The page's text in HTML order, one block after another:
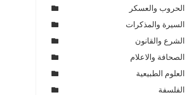
الحروب والعسكر
السيرة والمذكرات
الشرع والقانون
الصحافة والاعلام
العلوم الطبيعية
الفلسفة